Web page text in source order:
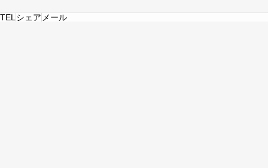
TEL シェア メール